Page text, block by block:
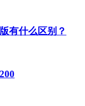
有什么区别？